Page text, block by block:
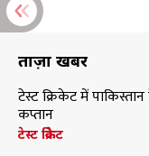
ताज़ा खबरें
टेस्ट क्रिकेट में
कप्तान
टेस्ट क्रिकेट